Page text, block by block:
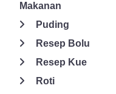
Makanan
Puding
Resep Bolu
Resep Kue
Roti